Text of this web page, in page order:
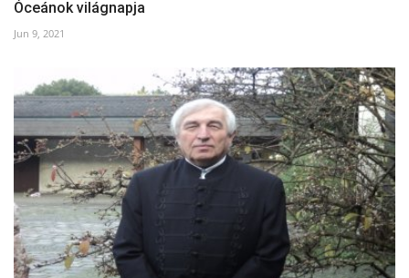
Óceánok világnapja
Jun 9, 2021